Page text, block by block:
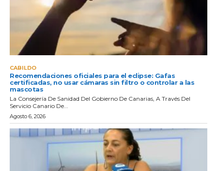
CABILDO
Recomendaciones oficiales para el eclipse: Gafas
certificadas, no usar cámaras sin filtro o controlar a las
mascotas
La Consejería De Sanidad Del Gobierno De Canarias, A Través Del
Servicio Canario De...
Agosto 6, 2026